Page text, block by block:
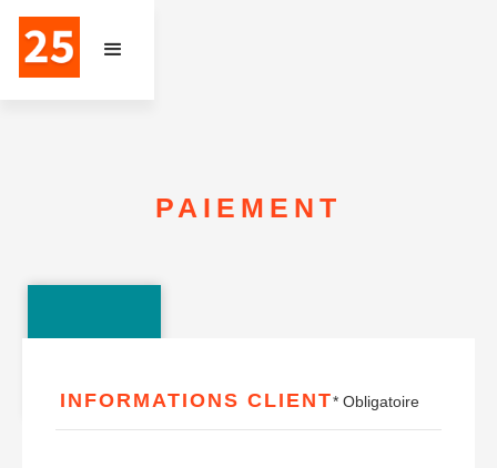
PAIEMENT
INFORMATIONS CLIENT* Obligatoire